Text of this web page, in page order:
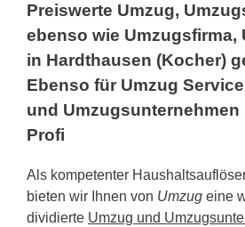
Preiswerte Umzug,
ebenso wie Umzugsfirma,
in Hardthausen (Kocher)
Ebenso für Umzug
und Umzugsunternehmen
Profi
Als kompetenter
bieten wir Ihnen von Umzug eine
dividierte Umzug und